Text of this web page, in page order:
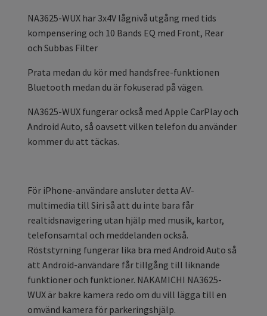
NA3625-WUX har 3x4V lågnivå utgång med tids
kompensering och 10 Bands EQ med Front, Rear
och Subbas Filter
Prata medan du kör med handsfree-funktionen
Bluetooth medan du är fokuserad på vägen.
NA3625-WUX fungerar också med Apple CarPlay och
Android Auto, så oavsett vilken telefon du använder
kommer du att täckas.
För iPhone-användare ansluter detta AV-
multimedia till Siri så att du inte bara får
realtidsnavigering utan hjälp med musik, kartor,
telefonsamtal och meddelanden också.
Röststyrning fungerar lika bra med Android Auto så
att Android-användare får tillgång till liknande
funktioner och funktioner. NAKAMICHI NA3625-
WUX är bakre kamera redo om du vill lägga till en
omvänd kamera för parkeringshjälp.